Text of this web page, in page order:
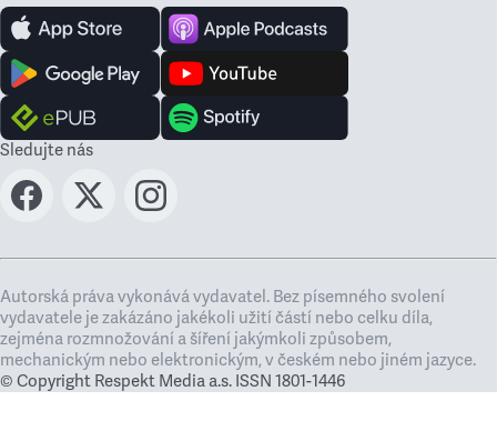
Sledujte nás
Autorská práva vykonává vydavatel. Bez písemného svolení
vydavatele je zakázáno jakékoli užití částí nebo celku díla,
zejména rozmnožování a šíření jakýmkoli způsobem,
mechanickým nebo elektronickým, v českém nebo jiném jazyce.
© Copyright Respekt Media a.s. ISSN 1801-1446